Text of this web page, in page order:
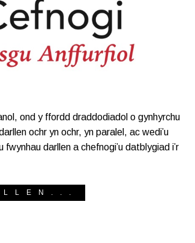
ond y ffordd draddodiadol o gynhyrchu
ochr yn ochr, yn paralel, ac wedi’u
darllen a chefnogi’u datblygiad i’r